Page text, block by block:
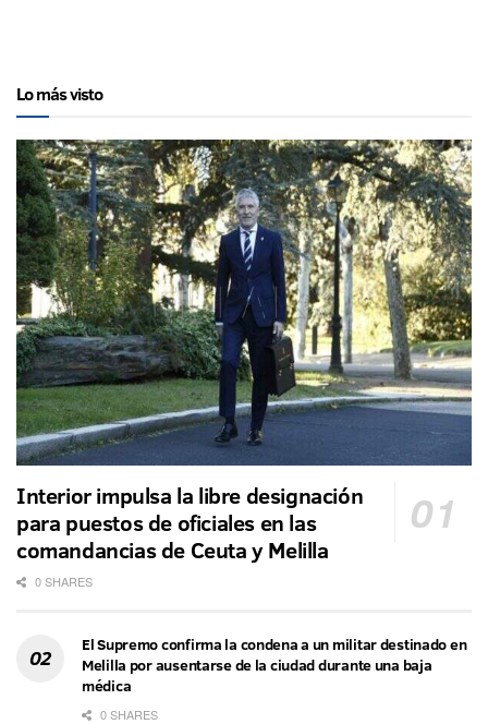
Lo más visto
Interior impulsa la libre designación
para puestos de oficiales en las
comandancias de Ceuta y Melilla
0 SHARES
El Supremo confirma la condena a un militar destinado en
Melilla por ausentarse de la ciudad durante una baja
médica
0 SHARES